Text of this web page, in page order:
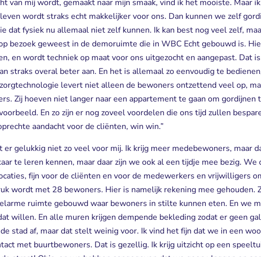
van mij wordt, gemaakt naar mijn smaak, vind ik het mooiste. Maar
wordt straks echt makkelijker voor ons. Dan kunnen we zelf
dat fysiek nu allemaal niet zelf kunnen. Ik kan best nog veel zelf,
bezoek geweest in de demoruimte die in WBC Echt gebouwd is.
en wordt techniek op maat voor ons uitgezocht en aangepast. Dat
straks overal beter aan. En het is allemaal zo eenvoudig te
levert niet alleen de bewoners ontzettend veel op,
Zij hoeven niet langer naar een appartement te gaan om gordijnen
En zo zijn er nog zoveel voordelen die ons tijd zullen
aandacht voor de cliënten, win win.”
er gelukkig niet zo veel voor mij. Ik krijg meer medebewoners, maar
te leren kennen, maar daar zijn we ook al een tijdje mee bezig.
fijn voor de cliënten en voor de medewerkers en vrijwilligers
wordt met 28 bewoners. Hier is namelijk rekening mee gehouden.
ruimte gebouwd waar bewoners in stilte kunnen eten. En we
willen. En alle muren krijgen dempende bekleding zodat er geen
stad af, maar dat stelt weinig voor. Ik vind het fijn dat we in een
met buurtbewoners. Dat is gezellig. Ik krijg uitzicht op een